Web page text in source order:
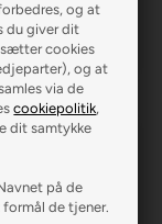
og at
du giver dit
sætter cookies
og at
via de
cookiepolitik,
dit samtykke
på de
de tjener.